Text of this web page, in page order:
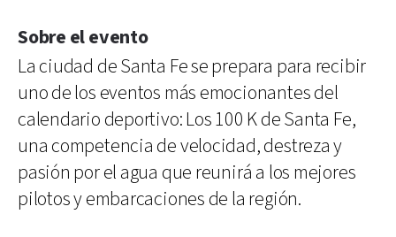
Sobre el evento
La ciudad de Santa Fe se prepara para recibir
uno de los eventos más emocionantes del
calendario deportivo: Los 100 K de Santa Fe,
una competencia de velocidad, destreza y
pasión por el agua que reunirá a los mejores
pilotos y embarcaciones de la región.